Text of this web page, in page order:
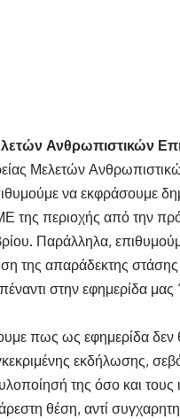
Ανθρωπιστικών
Μελετών
να εκφράσουμε
της περιοχής από την
Παράλληλα,
της απαράδεκτης
στην εφημερίδα
πως ως εφημερίδα δεν
εκδήλωσης,
υλοποίησή της όσο και
θέση, αντί